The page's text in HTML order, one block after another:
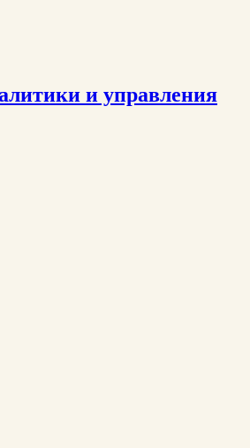
и управления